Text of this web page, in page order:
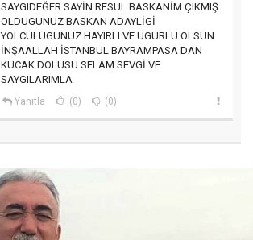
SAYGIDEĞER SAYİN RESUL BASKANİM ÇIKMIŞ
OLDUGUNUZ BASKAN ADAYLİGİ
YOLCULUGUNUZ HAYIRLI VE UGURLU OLSUN
İNŞAALLAH İSTANBUL BAYRAMPASA DAN
KUCAK DOLUSU SELAM SEVGİ VE
SAYGILARIMLA
Yanıtla (0) (0)